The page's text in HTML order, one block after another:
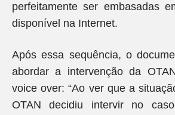
perfeitamente ser embasadas
disponível na Internet.
Após essa sequência, o
abordar a intervenção da
voice over: “Ao ver que a
OTAN decidiu intervir no